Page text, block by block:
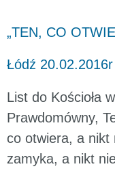
„TEN, CO
Łódź 20.02.2016r
List do Kościoła
Prawdomówny,
co otwiera, a nikt
zamyka, a nikt